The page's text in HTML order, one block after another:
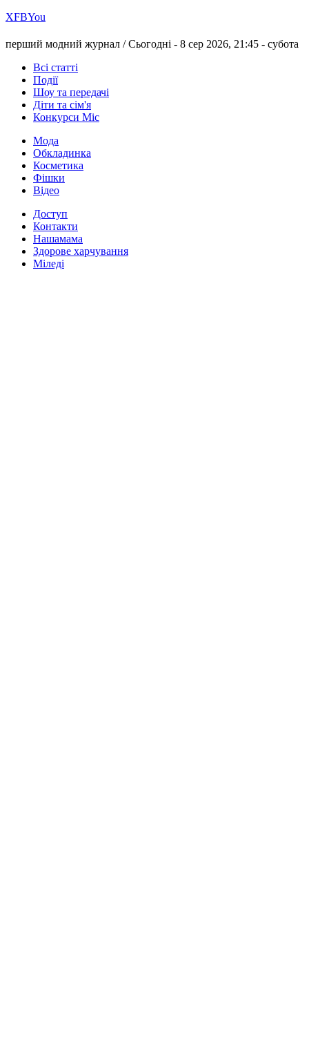
ХFBYou
перший модний журнал /Сьогодні - 8 сер 2026, 21:45 - субота
Всі статті
Події
Шоу та передачі
Діти та сім'я
Конкурси Міс
Мода
Обкладинка
Косметика
Фішки
Відео
Доступ
Контакти
Нашамама
Здорове харчування
Міледі